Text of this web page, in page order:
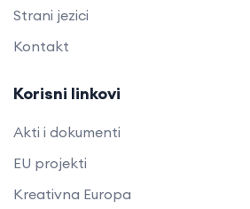
Strani jezici
Kontakt
Korisni linkovi
Akti i dokumenti
EU projekti
Kreativna Europa